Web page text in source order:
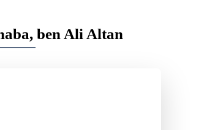
ben Ali Altan